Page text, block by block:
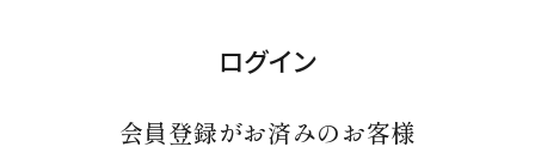
ようこそ ゲスト 様
ログイン
会員登録がお済みのお客様